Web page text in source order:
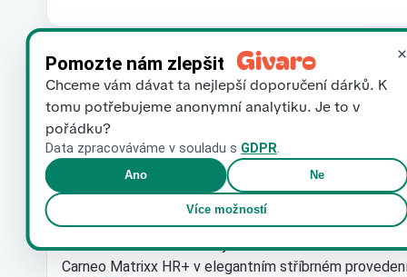
Dárek pro kamarádku
Navrženo na základě informací v profilu
Chytré hodinky CARNEO Matrixx HR+
Všechna data vaší aktivity Moderní fitness smart
Carneo Matrixx HR+ v elegantním stříbrném
×
Pomozte nám zlepšit Givaro
Chceme vám dávat ta nejlepší doporučení dárků. K
tomu potřebujeme anonymní analytiku. Je to v
pořádku?
Data zpracováváme v souladu s GDPR.
Ano Ne
Více možností